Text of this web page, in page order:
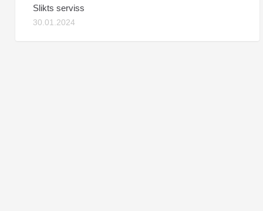
Slikts serviss
30.01.2024